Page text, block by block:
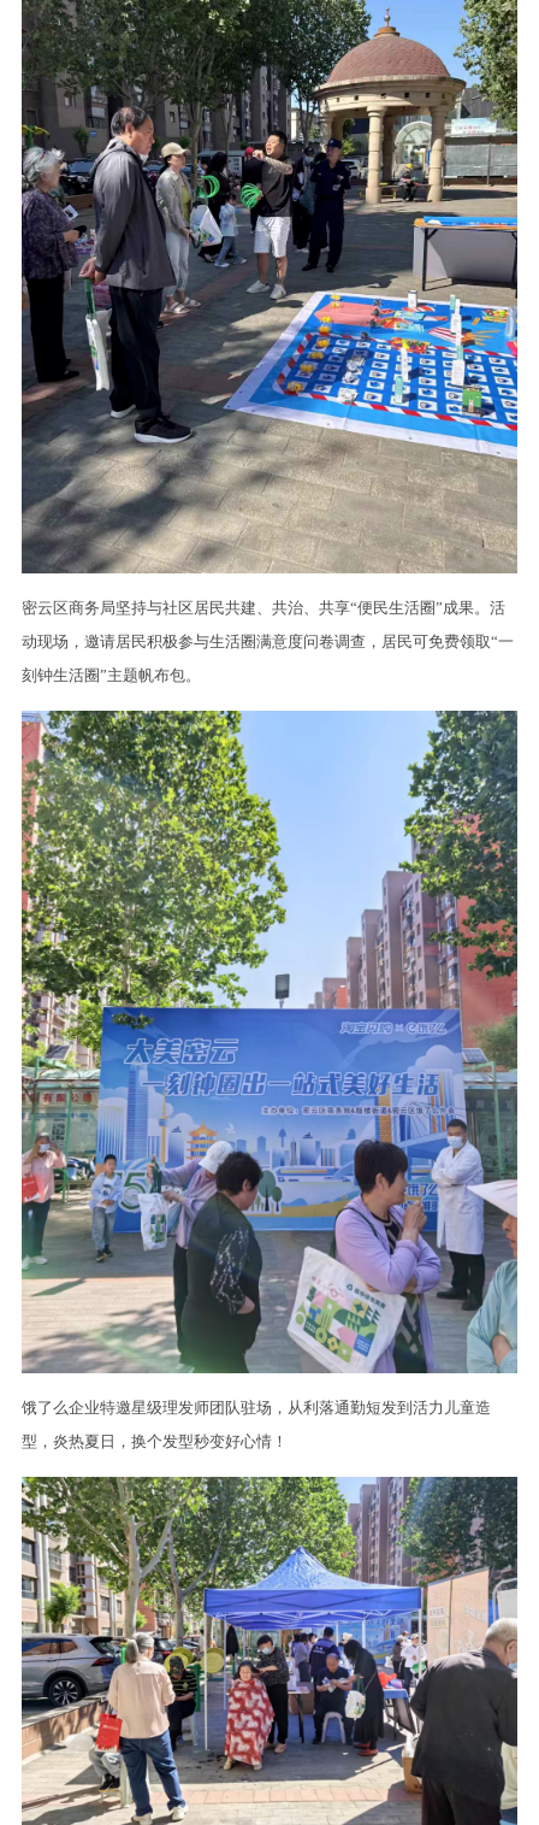
密云区商务局坚持与社区居民共建、共治、共享“便民生活圈”成果。活
动现场，邀请居民积极参与生活圈满意度问卷调查，居民可免费领取“一
刻钟生活圈”主题帆布包。
饿了么企业特邀星级理发师团队驻场，从利落通勤短发到活力儿童造
型，炎热夏日，换个发型秒变好心情！